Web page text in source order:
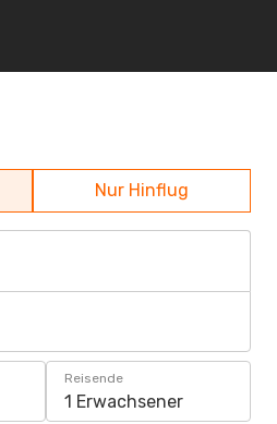
Nur Hinflug
Reisende
1 Erwachsener